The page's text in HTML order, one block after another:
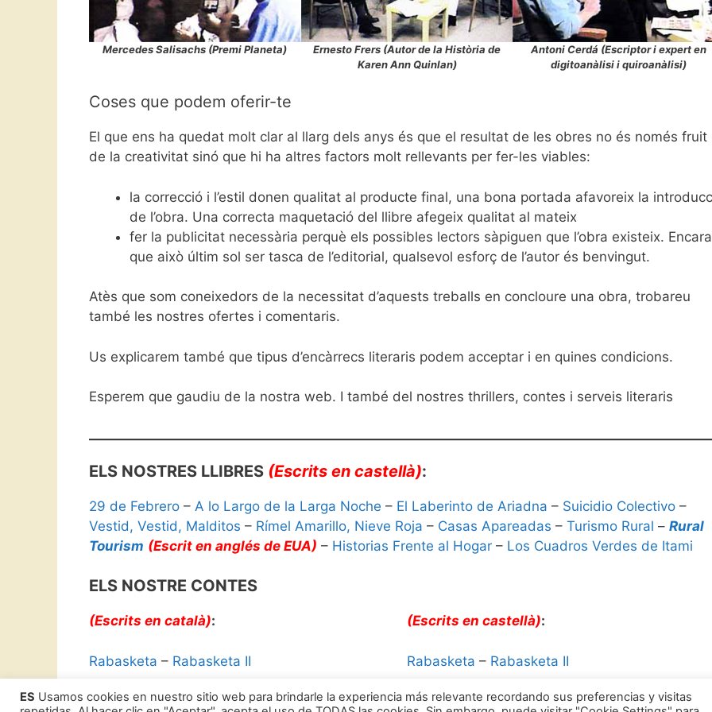
Mercedes Salisachs (Premi Planeta)
Ernesto Frers (Autor de la Història de
Karen Ann Quinlan)
Antoni Cerdá (Escriptor i expert en
digitoanàlisi i quiroanàlisi)
Coses que podem oferir-te
El que ens ha quedat molt clar al llarg dels anys és que el resultat de les obres no és només fruit
de la creativitat sinó que hi ha altres factors molt rellevants per fer-les viables:
la correcció i l’estil donen qualitat al producte final, una bona portada afavoreix la
de l’obra. Una correcta maquetació del llibre afegeix qualitat al mateix
fer la publicitat necessària perquè els possibles lectors sàpiguen que l’obra existeix. Encara
que això últim sol ser tasca de l’editorial, qualsevol esforç de l’autor és benvingut.
Atès que som coneixedors de la necessitat d’aquests treballs en concloure una obra, trobareu
també les nostres ofertes i comentaris.
Us explicarem també que tipus d’encàrrecs literaris podem acceptar i en quines condicions.
Esperem que gaudiu de la nostra web. I també del nostres thrillers, contes i serveis literaris
ELS NOSTRES LLIBRES (Escrits en castellà):
29 de Febrero – A lo Largo de la Larga Noche – El Laberinto de Ariadna – Suicidio Colectivo –
Vestid, Vestid, Malditos – Rímel Amarillo, Nieve Roja – Casas Apareadas – Turismo Rural – Rural
Tourism (Escrit en anglés de EUA) – Historias Frente al Hogar – Los Cuadros Verdes de Itami
ELS NOSTRE CONTES
(Escrits en català):
Rabasketa – Rabasketa II
(Escrits en castellà):
Rabasketa – Rabasketa II
ES Usamos cookies en nuestro sitio web para brindarle la experiencia más relevante recordando sus preferencias y visitas